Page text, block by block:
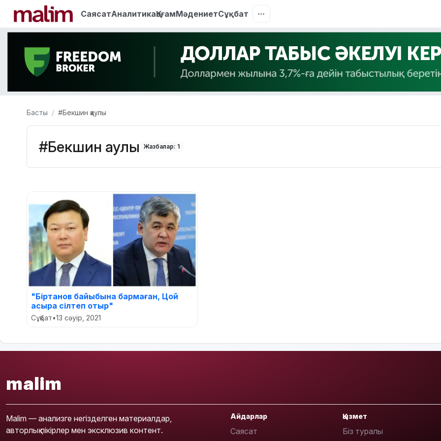
СаясатАналитикаҚоғамМәдениетСұқбат
Басты #Бекшин қаулы
#Бекшин қаулы Жазбалар: 1
"Біртанов байыбына бармаған, Цой
асыра сілтеп отыр"
Сұқбат•13 сәуір, 2021
malim
Malim — анализге негізделген материалдар,
авторлық пікірлер мен эксклюзив контент.
Айдарлар
Саясат
Қызмет
Біз туралы